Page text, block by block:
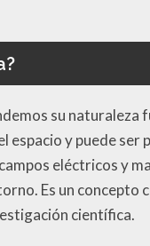
su naturaleza
espacio y puede ser
eléctricos y
Es un concepto
científica.